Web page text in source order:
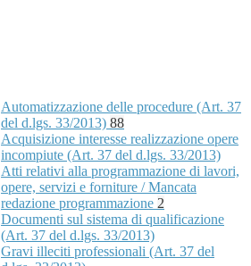
Automatizzazione delle procedure (Art. 37
del d.lgs. 33/2013) 88
Acquisizione interesse realizzazione opere
incompiute (Art. 37 del d.lgs. 33/2013)
Atti relativi alla programmazione di lavori,
opere, servizi e forniture / Mancata
redazione programmazione 2
Documenti sul sistema di qualificazione
(Art. 37 del d.lgs. 33/2013)
Gravi illeciti professionali (Art. 37 del